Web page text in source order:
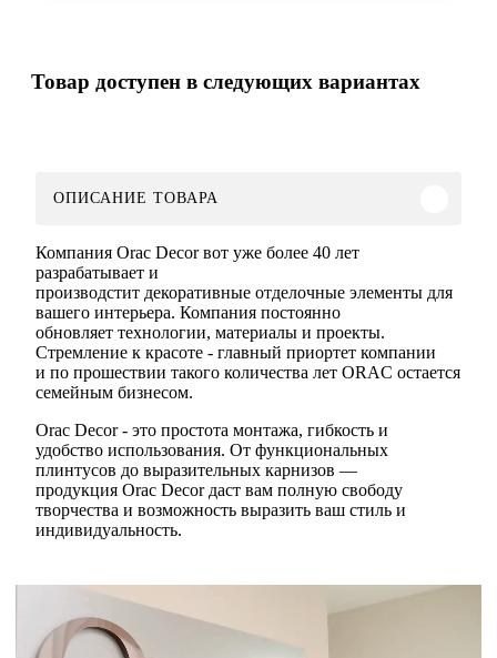
Товар доступен в следующих вариантах
ОПИСАНИЕ ТОВАРА
Компания Orac Decor вот уже более 40 лет
разрабатывает и
производстит декоративные отделочные элементы для
вашего интерьера. Компания постоянно
обновляет технологии, материалы и проекты.
Стремление к красоте - главный приортет компании
и по прошествии такого количества лет ORAC остается
семейным бизнесом.
Orac Decor - это простота монтажа, гибкость и
удобство использования. От функциональных
плинтусов до выразительных карнизов —
продукция Orac Decor даст вам полную свободу
творчества и возможность выразить ваш стиль и
индивидуальность.